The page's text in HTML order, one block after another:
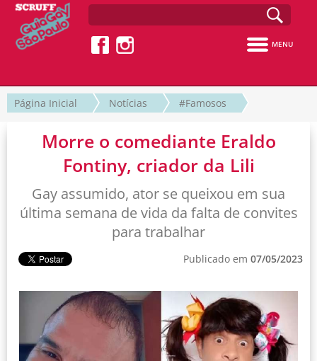
MENU
Página Inicial Notícias #Famosos
Morre o comediante Eraldo
Fontiny, criador da Lili
Gay assumido, ator se queixou em sua
última semana de vida da falta de convites
para trabalhar
Publicado em 07/05/2023